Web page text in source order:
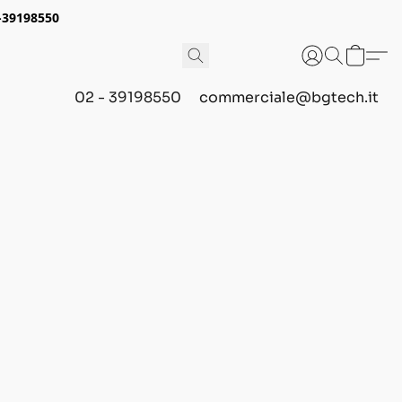
02 - 39198550 commerciale@bgtech.it